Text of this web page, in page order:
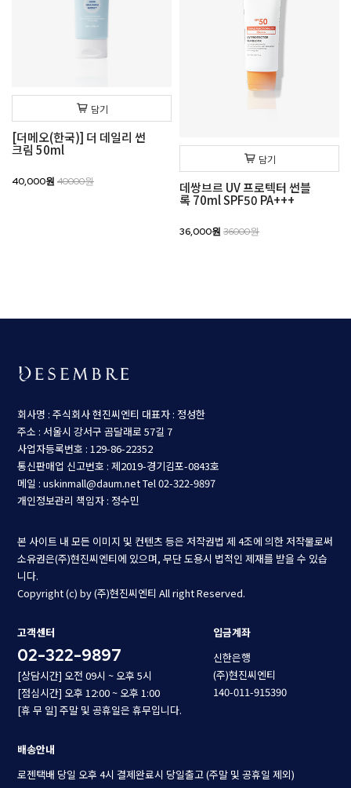
담기
[더메오(한국)] 더 데일리 썬
크림 50ml
40,000원 40000원
담기
데쌍브르 UV 프로텍터 썬블
록 70ml SPF50 PA+++
36,000원 36000원
회사명 : 주식회사 현진씨엔티 대표자 : 정성한
주소 : 서울시 강서구 곰달래로 57길 7
사업자등록번호 : 129-86-22352
통신판매업 신고번호 : 제2019-경기김포-0843호
메일 : uskinmall@daum.netTel 02-322-9897
개인정보관리 책임자 : 정수민
본 사이트 내 모든 이미지 및 컨텐츠 등은 저작권법 제 4조에 의한 저작물로써
소유권은(주)현진씨엔티에 있으며, 무단 도용시 법적인 제재를 받을 수 있습
니다.
Copyright (c) by (주)현진씨엔티 All right Reserved.
고객센터
02-322-9897
[상담시간] 오전 09시 ~ 오후 5시
[점심시간] 오후 12:00 ~ 오후 1:00
[휴 무 일] 주말 및 공휴일은 휴무입니다.
입금계좌
신한은행
(주)현진씨엔티
140-011-915390
배송안내
로젠택배 당일 오후 4시 결제완료시 당일출고 (주말 및 공휴일 제외)